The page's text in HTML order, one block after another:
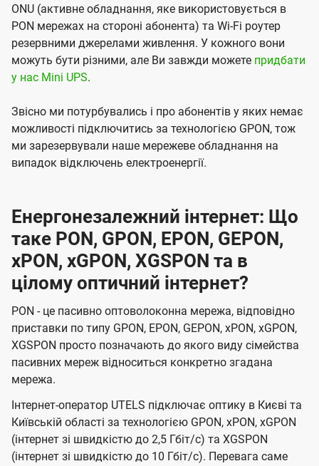
ONU (активне обладнання, яке використовується в
PON мережах на стороні абонента) та Wi-Fi роутер
резервними джерелами живлення. У кожного вони
можуть бути різними, але Ви завжди можете придбати
у нас Mini UPS.
Звісно ми потурбувались і про абонентів у яких немає
можливості підключитись за технологією GPON, тож
ми зарезервували наше мережеве обладнання на
випадок відключень електроенергії.
Енергонезалежний інтернет: Що
таке PON, GPON, EPON, GEPON,
xPON, xGPON, XGSPON та в
цілому оптичний інтернет?
PON - це пасивно оптоволоконна мережа, відповідно
приставки по типу GPON, EPON, GEPON, xPON, xGPON,
XGSPON просто позначають до якого виду сімейства
пасивних мереж відноситься конкретно згадана
мережа.
Інтернет-оператор UTELS підключає оптику в Києві та
Київській області за технологією GPON, xPON, xGPON
(інтернет зі швидкістю до 2,5 Гбіт/с) та XGSPON
(інтернет зі швидкістю до 10 Гбіт/с). Перевага саме